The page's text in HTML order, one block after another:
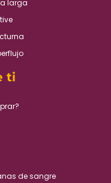
larga
ti
de sangre